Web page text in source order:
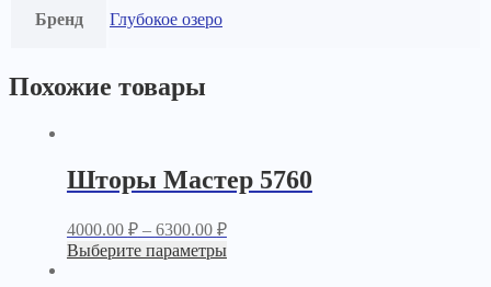
Бренд Глубокое озеро
Похожие товары
Шторы Мастер 5760
4000.00 ₽– 6300.00 ₽
Выберите параметры